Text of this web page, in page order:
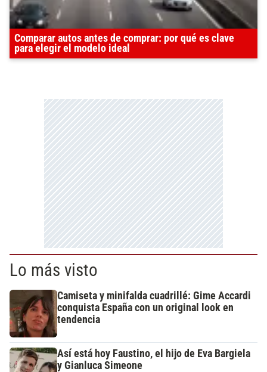
Comparar autos antes de comprar: por qué es clave
para elegir el modelo ideal
Lo más visto
Camiseta y minifalda cuadrillé: Gime Accardi
conquista España con un original look en
tendencia
Así está hoy Faustino, el hijo de Eva Bargiela
y Gianluca Simeone